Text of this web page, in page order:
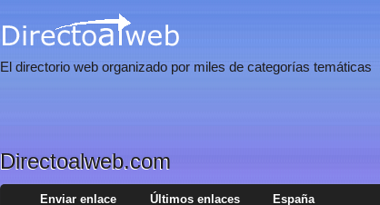
El directorio web organizado por miles de categorías temáticas
Directoalweb.com
Enviar enlace Últimos enlaces España